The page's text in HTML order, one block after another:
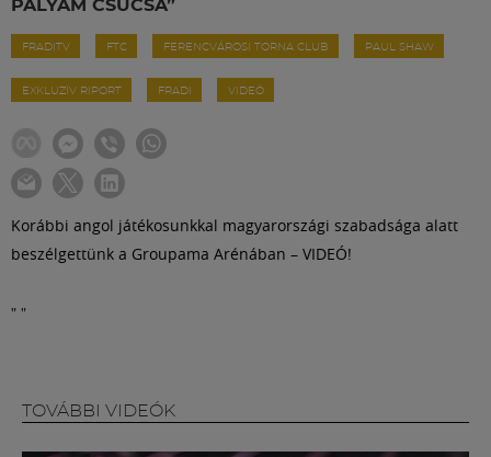
PÁLYÁM CSÚCSA”
FRADITV FTC FERENCVÁROSI TORNA CLUB PAUL SHAW
EXKLUZÍV RIPORT FRADI VIDEÓ
Korábbi angol játékosunkkal magyarországi szabadsága alatt
beszélgettünk a Groupama Arénában – VIDEÓ!
" "
TOVÁBBI VIDEÓK
Meccscenter
Klub
Múzeum